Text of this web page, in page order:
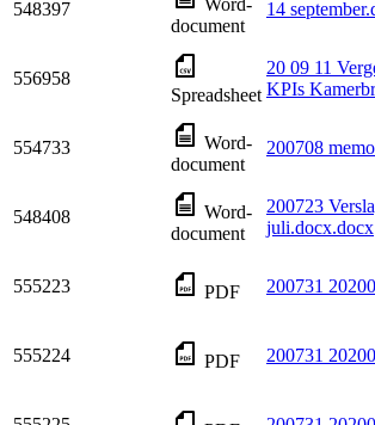
548397
Word-
document
14
556958
Spreadsheet
20 09 11
KPIs
554733
Word-
document
200708
548408
Word-
document
200723
juli.docx.docx
555223 PDF 200731
555224 PDF 200731